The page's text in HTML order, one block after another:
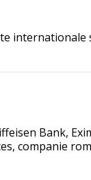
Bank,
companie